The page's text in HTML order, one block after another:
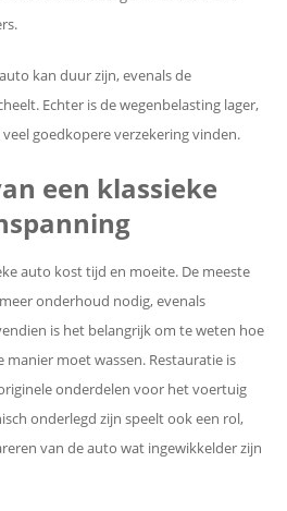
kan duur zijn, evenals de
Echter is de wegenbelasting lager,
goedkopere verzekering vinden.
een klassieke
auto kost tijd en moeite. De meeste
onderhoud nodig, evenals
is het belangrijk om te weten hoe
manier moet wassen. Restauratie is
onderdelen voor het voertuig
onderlegd zijn speelt ook een rol,
van de auto wat ingewikkelder zijn